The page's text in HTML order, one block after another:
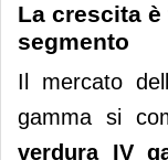
La crescita
segmento
Il mercato
gamma si
verdura IV